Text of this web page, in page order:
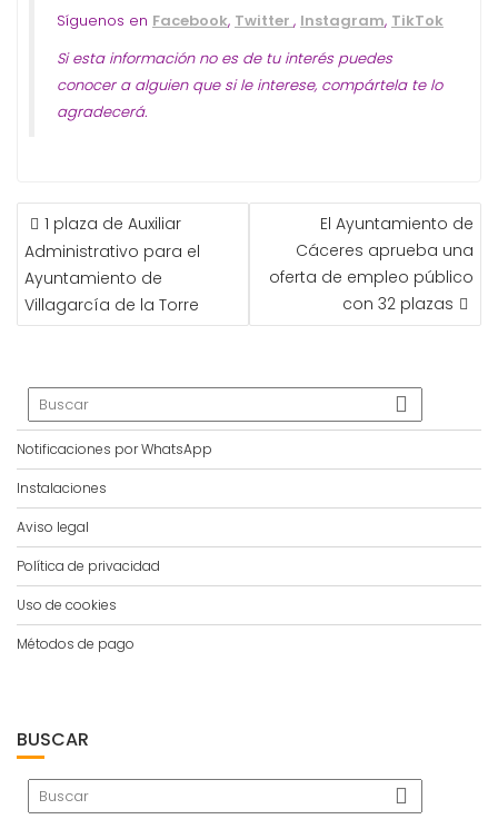
Síguenos en Facebook, Twitter , Instagram, TikTok
Si esta información no es de tu interés puedes
conocer a alguien que si le interese, compártela te lo
agradecerá.
NAVEGACIÓN
DE
ENTRADAS
1 plaza de Auxiliar
Administrativo para el
Ayuntamiento de
Villagarcía de la Torre
El Ayuntamiento de
Cáceres aprueba una
oferta de empleo público
con 32 plazas
Notificaciones por WhatsApp
Instalaciones
Aviso legal
Política de privacidad
Uso de cookies
Métodos de pago
BUSCAR